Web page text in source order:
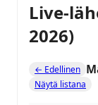
Live-
2026)
← Edellinen
Näytä listana